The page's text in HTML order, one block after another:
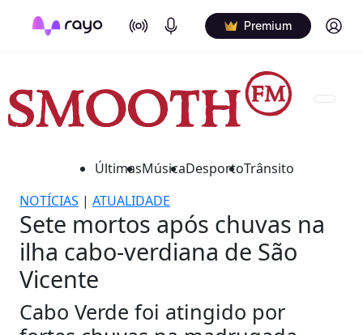
On Air Podcasts Premium Log in
ÚltimasMúsicaDesportoTrânsito
NOTÍCIAS | ATUALIDADE
Sete mortos após chuvas na
ilha cabo-verdiana de São
Vicente
Cabo Verde foi atingido por